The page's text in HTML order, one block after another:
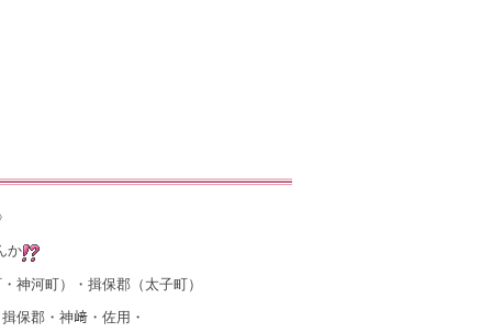
か
神河町）・揖保郡（太子町）
保郡・神﨑・佐用・